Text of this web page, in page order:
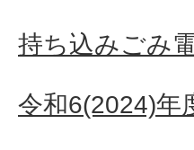
持ち込みごみ
令和6(2024)年